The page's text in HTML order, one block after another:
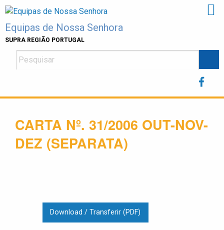
Skip
content
Equipas de Nossa Senhora
SUPRA REGIÃO PORTUGAL
CARTA Nº. 31/2006 OUT-NOV-
DEZ (SEPARATA)
Download / Transferir (PDF)